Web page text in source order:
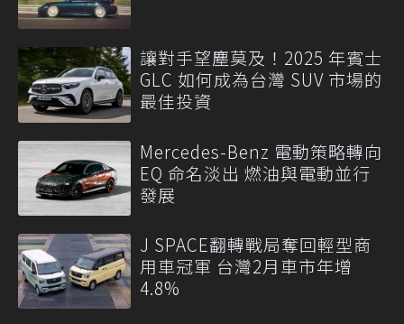
讓對手望塵莫及！2025 年賓士
GLC 如何成為台灣 SUV 市場的
最佳投資
Mercedes-Benz 電動策略轉向
EQ 命名淡出 燃油與電動並行
發展
J SPACE翻轉戰局奪回輕型商
用車冠軍 台灣2月車市年增
4.8%